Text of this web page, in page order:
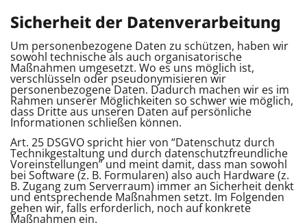
Sicherheit der Datenverarbeitung
Um personenbezogene Daten zu schützen, haben wir
sowohl technische als auch organisatorische
Maßnahmen umgesetzt. Wo es uns möglich ist,
verschlüsseln oder pseudonymisieren wir
personenbezogene Daten. Dadurch machen wir es im
Rahmen unserer Möglichkeiten so schwer wie möglich,
dass Dritte aus unseren Daten auf persönliche
Informationen schließen können.
Art. 25 DSGVO spricht hier von “Datenschutz durch
Technikgestaltung und durch datenschutzfreundliche
Voreinstellungen” und meint damit, dass man sowohl
bei Software (z. B. Formularen) also auch Hardware (z.
B. Zugang zum Serverraum) immer an Sicherheit denkt
und entsprechende Maßnahmen setzt. Im Folgenden
gehen wir, falls erforderlich, noch auf konkrete
Maßnahmen ein.